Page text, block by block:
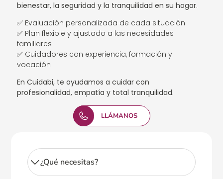
bienestar, la seguridad y la tranquilidad en su hogar.
✅ Evaluación personalizada de cada situación
✅ Plan flexible y ajustado a las necesidades
familiares
✅ Cuidadores con experiencia, formación y
vocación
En Cuidabi, te ayudamos a cuidar con
profesionalidad, empatía y total tranquilidad.
LLÁMANOS